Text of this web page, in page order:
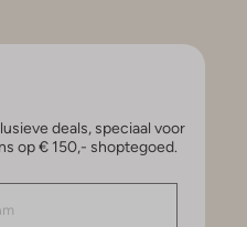
deals, speciaal voor
op € 150,- shoptegoed.